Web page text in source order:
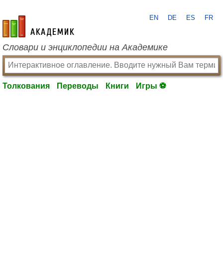
academic.ru
EN DE ES FR
Словари и энциклопедии на Академике
Толкования Переводы Книги Игры ⚽